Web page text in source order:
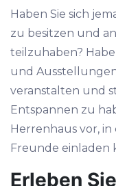
Haben Sie sich
zu besitzen und
teilzuhaben?
und
veranstalten und
Entspannen zu
Herrenhaus vor,
Freunde einladen
Erleben